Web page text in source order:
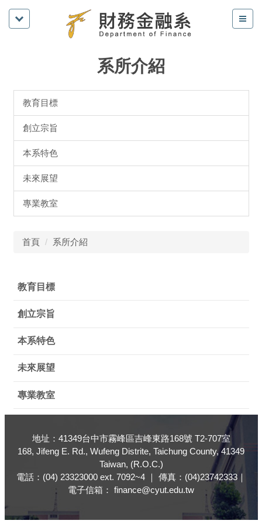
系所介紹
教育目標
創立宗旨
本系特色
未來展望
專業教室
首頁 系所介紹
教育目標
創立宗旨
本系特色
未來展望
專業教室
地址：41349台中市霧峰區吉峰東路168號 T2-707室
168, Jifeng E. Rd., Wufeng Distrite, Taichung County, 41349
Taiwan, (R.O.C.)
電話：(04) 23323000 ext. 7092~4 ｜ 傳真：(04)23742333｜
電子信箱： finance@cyut.edu.tw